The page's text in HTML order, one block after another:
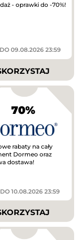
- oprawki do -70%!
DO 09.08.2026 23:59
70%
rabaty na cały
Dormeo oraz
dostawa!
DO 10.08.2026 23:59